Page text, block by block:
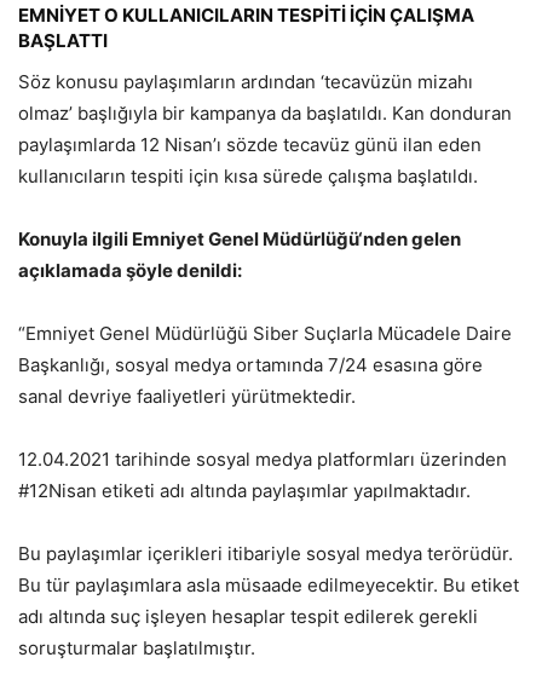
EMNİYET O KULLANICILARIN TESPİTİ İÇİN ÇALIŞMA
BAŞLATTI
Söz konusu paylaşımların ardından ‘tecavüzün mizahı
olmaz’ başlığıyla bir kampanya da başlatıldı. Kan donduran
paylaşımlarda 12 Nisan’ı sözde tecavüz günü ilan eden
kullanıcıların tespiti için kısa sürede çalışma başlatıldı.
Konuyla ilgili Emniyet Genel Müdürlüğü‘nden gelen
açıklamada şöyle denildi:
“Emniyet Genel Müdürlüğü Siber Suçlarla Mücadele Daire
Başkanlığı, sosyal medya ortamında 7/24 esasına göre
sanal devriye faaliyetleri yürütmektedir.
12.04.2021 tarihinde sosyal medya platformları üzerinden
#12Nisan etiketi adı altında paylaşımlar yapılmaktadır.
Bu paylaşımlar içerikleri itibariyle sosyal medya terörüdür.
Bu tür paylaşımlara asla müsaade edilmeyecektir. Bu etiket
adı altında suç işleyen hesaplar tespit edilerek gerekli
soruşturmalar başlatılmıştır.